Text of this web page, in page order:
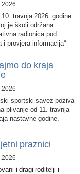
10. travnja 2026. godine
je školi održana
radionica pod
provjera informacija“
do kraja
sportski savez poziva
plivanje od 11. travnja
nastavne godine.
praznici
i dragi roditelji i